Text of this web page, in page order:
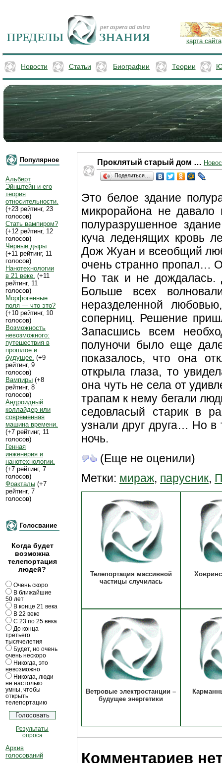
карта сайта
Новости Статьи Биографии Теории
Популярное
Альберт
Эйнштейн и его
теория
относительности.
(+23 рейтинг, 23
голосов)
Стать вампиром?
(+12 рейтинг, 12
голосов)
Чёрные дыры
(+11 рейтинг, 11
голосов)
Нанотехнологии
в 21 веке. (+11
рейтинг, 11
голосов)
Морфогенные
поля — что это?
(+10 рейтинг, 10
голосов)
Возможность
невозможного:
путешествия в
прошлое и
будущее. (+9
рейтинг, 9
голосов)
Вампиры (+8
рейтинг, 8
голосов)
Андроидный
коллайдер или
современная
машина времени.
(+7 рейтинг, 11
голосов)
Генная
инженерия и
нанотехнологии.
(+7 рейтинг, 7
голосов)
Фракталы (+7
рейтинг, 7
голосов)
Голосвание
Когда будет
возможна
телепортация
людей?
Очень скоро
В ближайшие
50 лет
В конце 21 века
В 22 веке
С 23 по 25 века
До конца
третьего
тысячелетия
Будет, но очень
очень нескоро
Никогда, это
невозможно
Никогда, люди
не настолько
умны, чтобы
открыть
телепортацию
Результаты
опроса
Архив
голосований
Проклятый старый дом …
Поделиться…
Это белое здание
микрорайона не давало
полуразрушенное
куча леденящих кровь
Дож Жуан и всеобщий
очень странно пропал…
Но так и не дождалась.
Больше всех
неразделенной
соперниц. Решение
Запасшись всем
полуночи было еще
показалось, что она
открыла глаза, то
она чуть не села от
трапам к нему бегали
седовласый старик в
узнали друг друга… Но
ночь.
(Еще не оценили)
Метки: мираж, парусник,
Телепортация массивной
частицы случилась
Ветровые электростанции –
будущее энергетики
Комментариев